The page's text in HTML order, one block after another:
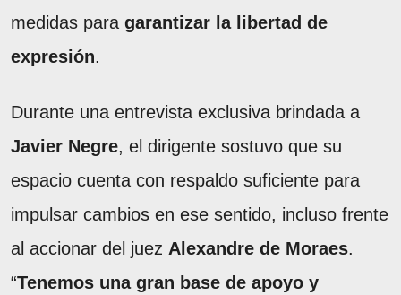
medidas para garantizar la libertad de
expresión.
Durante una entrevista exclusiva brindada a
Javier Negre, el dirigente sostuvo que su
espacio cuenta con respaldo suficiente para
impulsar cambios en ese sentido, incluso frente
al accionar del juez Alexandre de Moraes.
“Tenemos una gran base de apoyo y